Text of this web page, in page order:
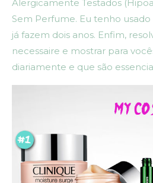
Alergicamente Testados
Sem Perfume. Eu tenho
já fazem dois anos. Enfim,
necessaire e mostrar para
diariamente e que são